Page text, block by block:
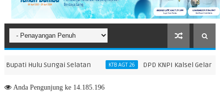
Hulu Sungai Selatan KTB AGT 26 DPD KNPI Kalsel Gelar
AndaPengunjung ke 14.185.196